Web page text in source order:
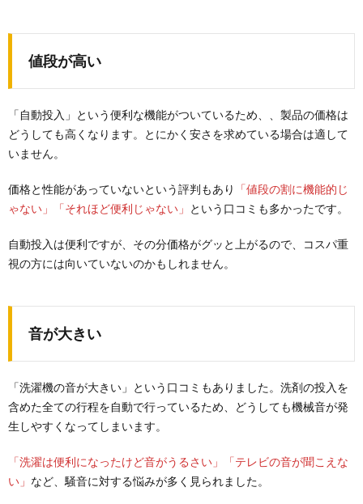
値段が高い
「自動投入」という便利な機能がついているため、、製品の価格は
どうしても高くなります。とにかく安さを求めている場合は適して
いません。
価格と性能があっていないという評判もあり
「値段の割に機能的じ
ゃない」「それほど便利じゃない」 という口コミも多かったです。
自動投入は便利ですが、その分価格がグッと上がるので、コスパ重
視の方には向いていないのかもしれません。
音が大きい
「洗濯機の音が大きい」という口コミもありました。洗剤の投入を
含めた全ての行程を自動で行っているため、どうしても機械音が発
生しやすくなってしまいます。
「洗濯は便利になったけど音がうるさい」「テレビの音が聞こえな
い」 など、騒音に対する悩みが多く見られました。